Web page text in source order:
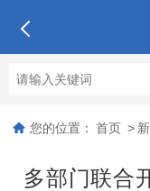
您的位置： 首页 >
多部门联合